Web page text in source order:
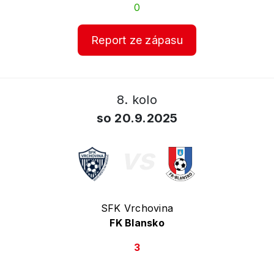
0
Report ze zápasu
8. kolo
so 20.9.2025
SFK Vrchovina
FK Blansko
3